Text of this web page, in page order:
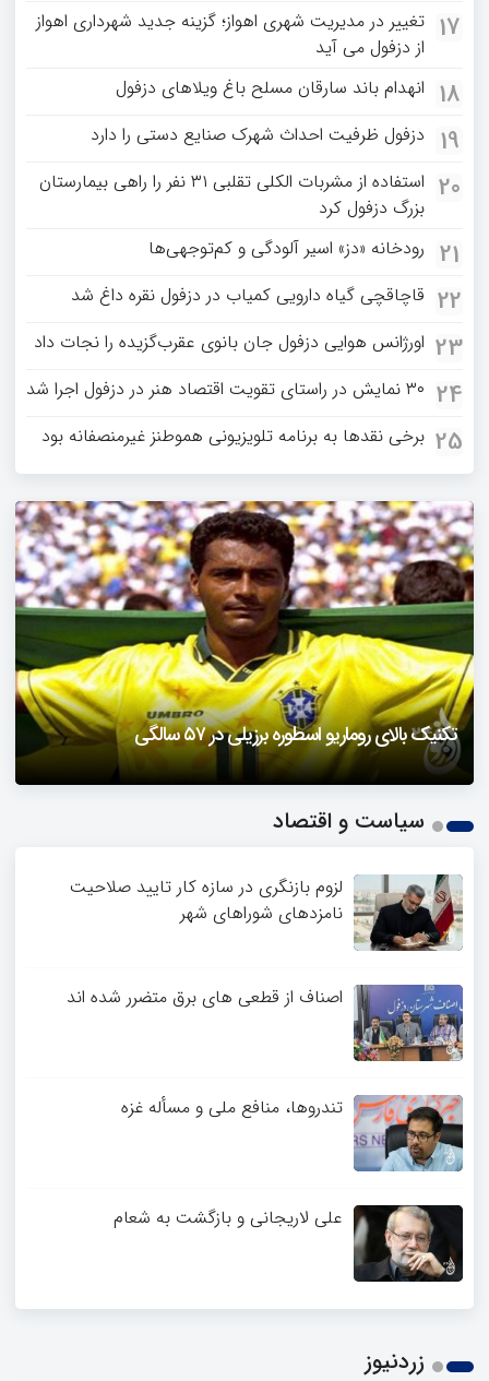
17 تغییر در مدیریت شهری اهواز؛ گزینه جدید شهرداری اهواز
از دزفول می آید
18 انهدام باند سارقان مسلح باغ‌ ویلاهای دزفول
19 دزفول ظرفیت احداث شهرک صنایع دستی را دارد
20
استفاده از مشربات الکلی تقلبی ۳۱ نفر را راهی بیمارستان
بزرگ دزفول کرد
21 رودخانه «دز» اسیر آلودگی و کم‌توجهی‌ها
22 قاچاقچی گیاه دارویی کمیاب در دزفول نقره داغ شد
23 اورژانس هوایی دزفول جان بانوی عقرب‌گزیده را نجات داد
24 ۳۰ نمایش در راستای تقویت اقتصاد هنر در دزفول اجرا شد
25 برخی نقدها به برنامه تلویزیونی هموطنز غیرمنصفانه بود
تکنیک بالای روماریو اسطوره برزیلی در ۵۷ سالگی
فیلمی از یک خواننده زن در توئیتر ضرغامی جنجالی شد
حمله تند مصطفی کواکبیان به مجری جنجالی صدا و سیما
دزفول را باید دید
2
سیاست و اقتصاد
لزوم بازنگری در سازه کار تایید صلاحیت
نامزدهای شوراهای شهر
اصناف از قطعی های برق متضرر شده اند
تندروها، منافع ملی و مسأله غزه
علی لاریجانی و بازگشت به شعام
زردنیوز